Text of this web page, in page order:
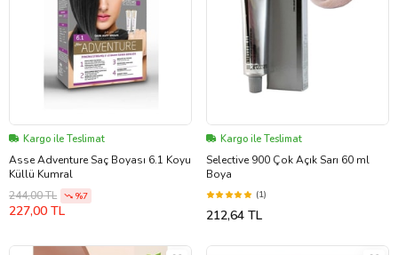
Kargo ile Teslimat
Asse Adventure Saç Boyası 6.1 Koyu
Küllü Kumral
244,00 TL
%7
227,00 TL
Kargo ile Teslimat
Selective 900 Çok Açık Sarı 60 ml
Boya
(1)
212,64 TL